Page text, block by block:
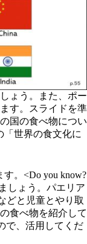
ょう。また、ポー
す。スライドを準
国の食べ物につい
「世界の食文化に
。 <Do you know?
しょう。パエリア
どと児童とやり取
食べ物を紹介して
で、活用してくだ